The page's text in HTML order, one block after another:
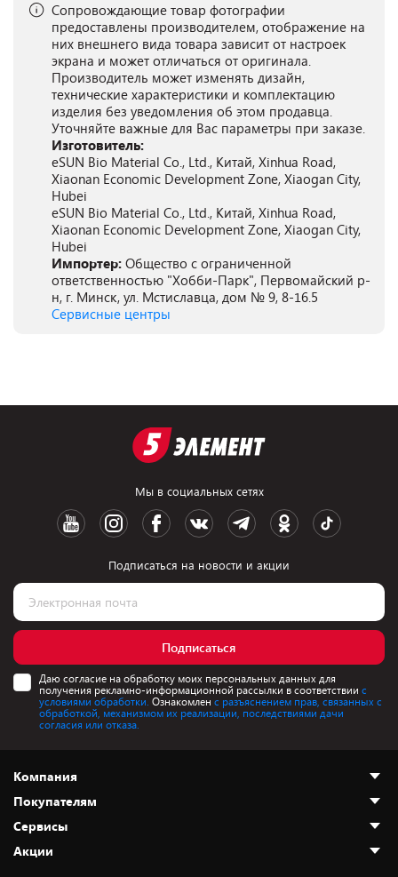
Сопровождающие товар фотографии
предоставлены производителем, отображение на
них внешнего вида товара зависит от настроек
экрана и может отличаться от оригинала.
Производитель может изменять дизайн,
технические характеристики и комплектацию
изделия без уведомления об этом продавца.
Уточняйте важные для Вас параметры при заказе.
Изготовитель:
eSUN Bio Material Co., Ltd., Китай, Xinhua Road,
Xiaonan Economic Development Zone, Xiaogan City,
Hubei
eSUN Bio Material Co., Ltd., Китай, Xinhua Road,
Xiaonan Economic Development Zone, Xiaogan City,
Hubei
Импортер: Общество с ограниченной
ответственностью "Хобби-Парк", Первомайский р-
н, г. Минск, ул. Мстиславца, дом № 9, 8-16.5
Сервисные центры
Мы в социальных сетях
Подписаться на новости и акции
Подписаться
Даю согласие на обработку моих персональных данных для
получения рекламно-информационной рассылки в соответствии с
условиями обработки. Ознакомлен с разъяснением прав, связанных с
обработкой, механизмом их реализации, последствиями дачи
согласия или отказа.
Компания
О нас
Адреса магазинов
Новости
Покупателям
Как сделать заказ
Оплата и доставка
Сервисы
Акции